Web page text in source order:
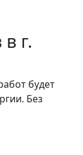
г.
будет
Без